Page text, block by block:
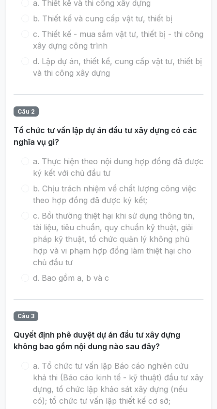
a. Thiết kế và thi công xây dựng
b. Thiết kế và cung cấp vật tư, thiết bị
c. Thiết kế - mua sắm vật tư, thiết bị - thi công
xây dựng công trình
d. Lập dự án, thiết kế, cung cấp vật tư, thiết bị
và thi công xây dựng
Câu 2
Tổ chức tư vấn lập dự án đầu tư xây dựng có các
nghĩa vụ gì?
a. Thực hiện theo nội dung hợp đồng đã được
ký kết với chủ đầu tư
b. Chịu trách nhiệm về chất lượng công việc
theo hợp đồng đã được ký kết;
c. Bồi thường thiệt hại khi sử dụng thông tin,
tài liệu, tiêu chuẩn, quy chuẩn kỹ thuật, giải
pháp kỹ thuật, tổ chức quản lý không phù
hợp và vi phạm hợp đồng làm thiệt hại cho
chủ đầu tư
d. Bao gồm a, b và c
Câu 3
Quyết định phê duyệt dự án đầu tư xây dựng
không bao gồm nội dung nào sau đây?
a. Tổ chức tư vấn lập Báo cáo nghiên cứu
khả thi (Báo cáo kinh tế - kỹ thuật) đầu tư xây
dựng, tổ chức lập khảo sát xây dựng (nếu
có); tổ chức tư vấn lập thiết kế cơ sở;